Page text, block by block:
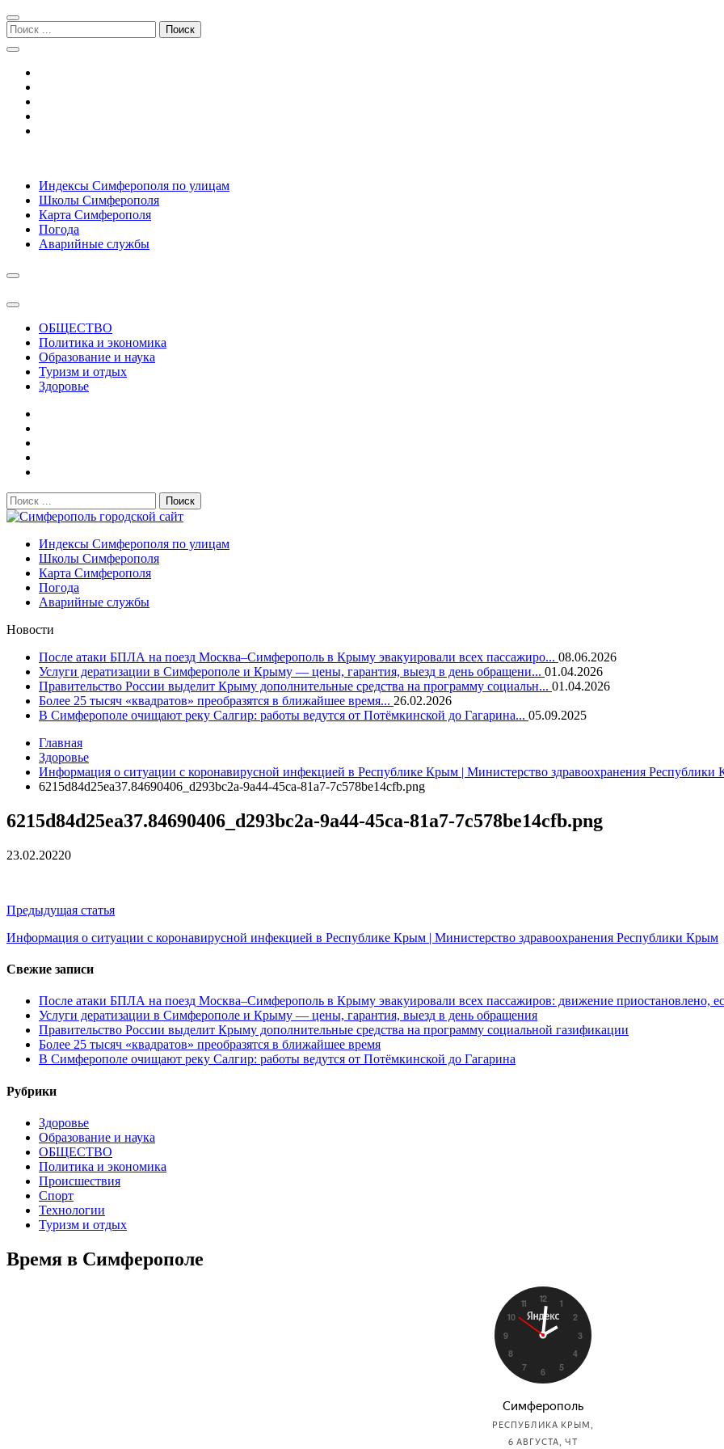
Перейти
к
навигации
Перейти
к
содержимому
Поиск:
Симферополь городской сайт
Индексы Симферополя по улицам
Школы Симферополя
Карта Симферополя
Погода
Аварийные службы
ОБЩЕСТВО
Политика и экономика
Образование и наука
Туризм и отдых
Здоровье
Поиск:
Симферополь городской сайт
Индексы Симферополя по улицам
Школы Симферополя
Карта Симферополя
Погода
Аварийные службы
Новости
После атаки БПЛА на поезд Москва–Симферополь в Крыму эвакуировали всех пассажиро... 08.06.2026
Услуги дератизации в Симферополе и Крыму — цены, гарантия, выезд в день обращени... 01.04.2026
Правительство России выделит Крыму дополнительные средства на программу социальн... 01.04.2026
Более 25 тысяч «квадратов» преобразятся в ближайшее время... 26.02.2026
В Симферополе очищают реку Салгир: работы ведутся от Потёмкинской до Гагарина... 05.09.2025
Главная
Здоровье
Информация о ситуации с коронавирусной инфекцией в Республике Крым | Министерство здравоохранения Республики
6215d84d25ea37.84690406_d293bc2a-9a44-45ca-81a7-7c578be14cfb.png
6215d84d25ea37.84690406_d293bc2a-9a44-45ca-81a7-7c578be14cfb.png
23.02.20220
Навигация
по
Предыдущая статья
Информация о ситуации с коронавирусной инфекцией в Республике Крым | Министерство здравоохранения Республики Крым
Свежие записи
После атаки БПЛА на поезд Москва–Симферополь в Крыму эвакуировали всех пассажиров: движение приостановлено,
Услуги дератизации в Симферополе и Крыму — цены, гарантия, выезд в день обращения
Правительство России выделит Крыму дополнительные средства на программу социальной газификации
Более 25 тысяч «квадратов» преобразятся в ближайшее время
В Симферополе очищают реку Салгир: работы ведутся от Потёмкинской до Гагарина
Рубрики
Здоровье
Образование и наука
ОБЩЕСТВО
Политика и экономика
Происшествия
Спорт
Технологии
Туризм и отдых
Время в Симферополе